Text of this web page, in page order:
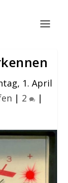
1. April
| 2 |